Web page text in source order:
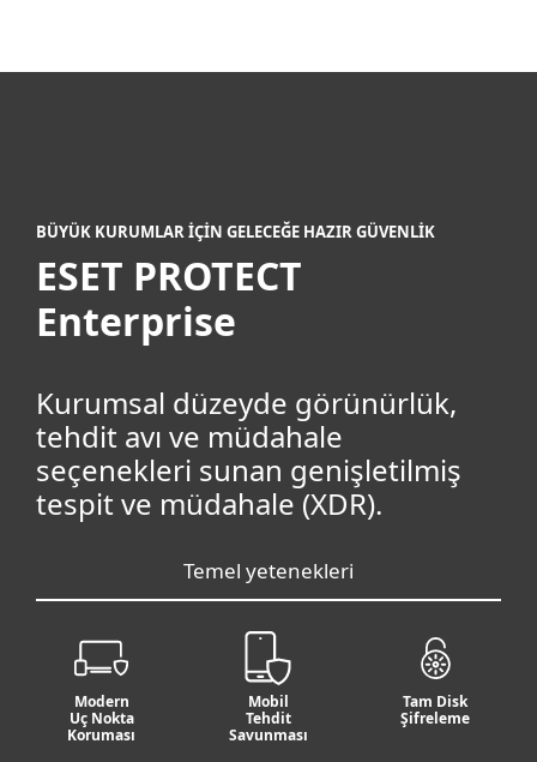
BÜYÜK KURUMLAR İÇİN GELECEĞE HAZIR GÜVENLİK
ESET PROTECT
Enterprise
Kurumsal düzeyde görünürlük,
tehdit avı ve müdahale
seçenekleri sunan genişletilmiş
tespit ve müdahale (XDR).
Temel yetenekleri
Modern
Uç Nokta
Koruması
Mobil
Tehdit
Savunması
Tam Disk
Şifreleme